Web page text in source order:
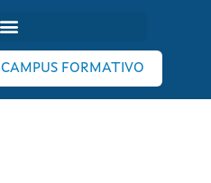
CAMPUS FORMATIVO